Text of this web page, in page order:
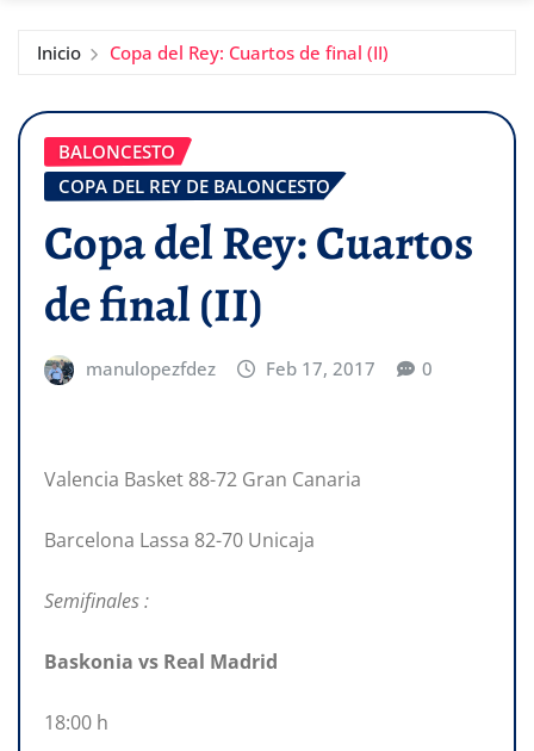
Inicio Copa del Rey: Cuartos de final (II)
BALONCESTO
COPA DEL REY DE BALONCESTO
Copa del Rey: Cuartos
de final (II)
manulopezfdez Feb 17, 2017 0
Valencia Basket 88-72 Gran Canaria
Barcelona Lassa 82-70 Unicaja
Semifinales :
Baskonia vs Real Madrid
18:00 h